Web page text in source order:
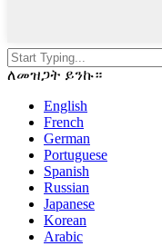
ለመዝጋት ይንኩ።
English
French
German
Portuguese
Spanish
Russian
Japanese
Korean
Arabic